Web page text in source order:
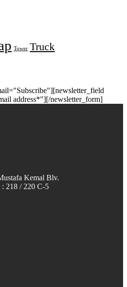
Tower Truck
address*"][/newsletter_form]
Kemal Blv.
218 / 220 C-5